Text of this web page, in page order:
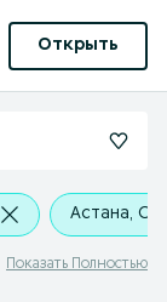
Открыть
Астана,
Показать Полностью